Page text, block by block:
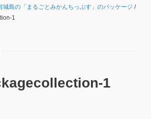
城島の「まるごとみかんちっぷす」のパッケージ /
1
1